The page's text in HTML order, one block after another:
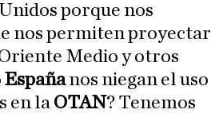
porque nos
nos permiten proyectar
Medio y otros
Españanos niegan el uso
en la OTAN? Tenemos